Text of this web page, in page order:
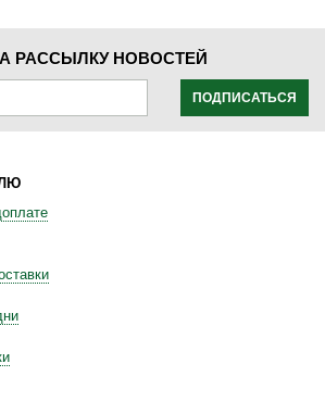
РАССЫЛКУ НОВОСТЕЙ
ПОДПИСАТЬСЯ